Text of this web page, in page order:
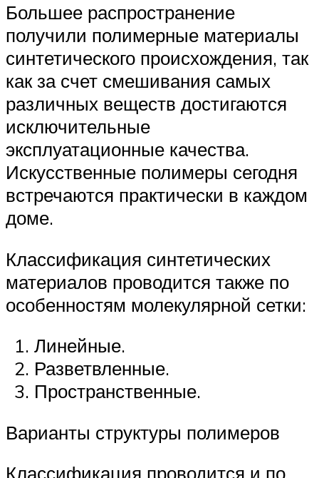
Большее распространение
получили полимерные материалы
синтетического происхождения, так
как за счет смешивания самых
различных веществ достигаются
исключительные
эксплуатационные качества.
Искусственные полимеры сегодня
встречаются практически в каждом
доме.
Классификация синтетических
материалов проводится также по
особенностям молекулярной сетки:
Линейные.
Разветвленные.
Пространственные.
Варианты структуры полимеров
Классификация проводится и по